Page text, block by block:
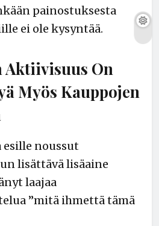
painostuksesta
ei ole kysyntää.
Aktiivisuus On
Myös Kauppojen
noussut
lisättävä lisäaine
laajaa
”mitä ihmettä tämä